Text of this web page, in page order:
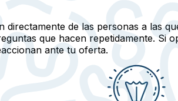
de las personas a las
que hacen repetidamente.
ante tu oferta.